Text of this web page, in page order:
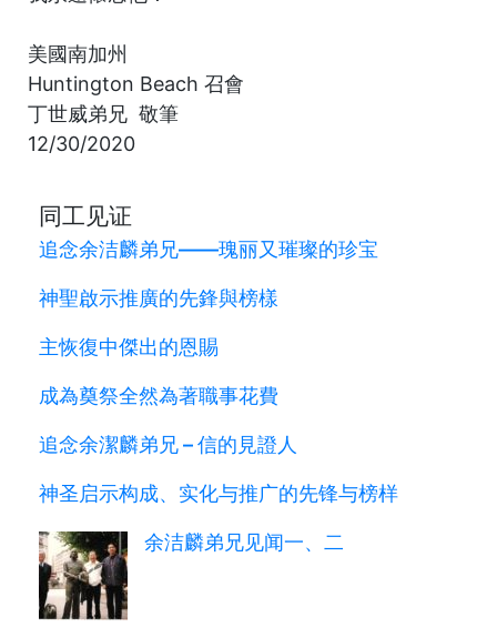
美國南加州
Huntington Beach 召會
丁世威弟兄 敬筆
12/30/2020
同工见证
追念余洁麟弟兄——瑰丽又璀璨的珍宝
神聖啟示推廣的先鋒與榜樣
主恢復中傑出的恩賜
成為奠祭全然為著職事花費
追念余潔麟弟兄 – 信的見證人
神圣启示构成、实化与推广的先锋与榜样
余洁麟弟兄见闻一、二